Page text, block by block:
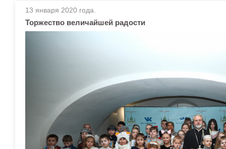
13 января 2020 года.
Торжество величайшей радости